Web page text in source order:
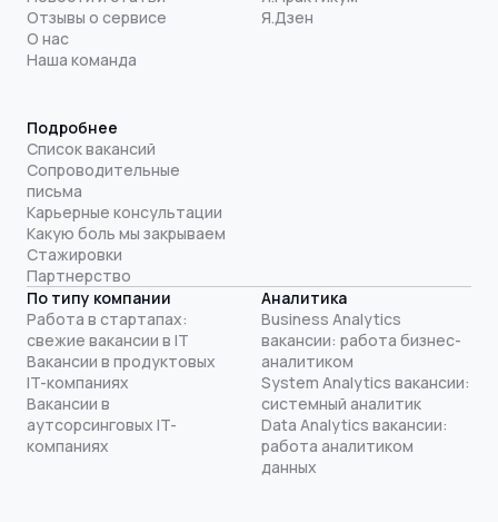
Отзывы о сервисе
О нас
Наша команда
Я.Дзен
Подробнее
Список вакансий
Сопроводительные
письма
Карьерные консультации
Какую боль мы закрываем
Стажировки
Партнерство
По типу компании
Работа в стартапах:
свежие вакансии в IT
Вакансии в продуктовых
IT-компаниях
Вакансии в
аутсорсинговых IT-
компаниях
Аналитика
Business Analytics
вакансии: работа бизнес-
аналитиком
System Analytics вакансии:
системный аналитик
Data Analytics вакансии:
работа аналитиком
данных